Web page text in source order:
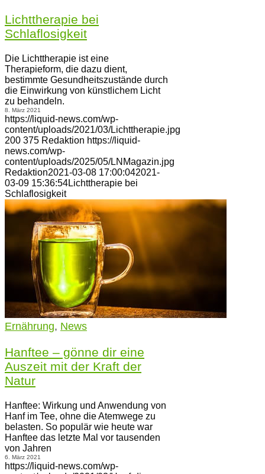
Lichttherapie bei
Schlaflosigkeit
Die Lichttherapie ist eine
Therapieform, die dazu dient,
bestimmte Gesundheitszustände durch
die Einwirkung von künstlichem Licht
zu behandeln.
8. März 2021
https://liquid-news.com/wp-
content/uploads/2021/03/Lichttherapie.jpg
200 375 Redaktion https://liquid-
news.com/wp-
content/uploads/2025/05/LNMagazin.jpg
Redaktion2021-03-08 17:00:042021-
03-09 15:36:54Lichttherapie bei
Schlaflosigkeit
Ernährung, News
Hanftee – gönne dir eine
Auszeit mit der Kraft der
Natur
Hanftee: Wirkung und Anwendung von
Hanf im Tee, ohne die Atemwege zu
belasten. So populär wie heute war
Hanftee das letzte Mal vor tausenden
von Jahren
6. März 2021
https://liquid-news.com/wp-